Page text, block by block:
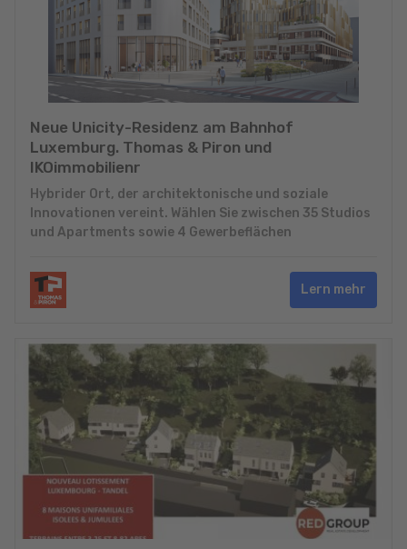
Neue Unicity-Residenz am Bahnhof
Luxemburg. Thomas & Piron und
IKOimmobilienr
Hybrider Ort, der architektonische und soziale
Innovationen vereint. Wählen Sie zwischen 35 Studios
und Apartments sowie 4 Gewerbeflächen
Lern mehr